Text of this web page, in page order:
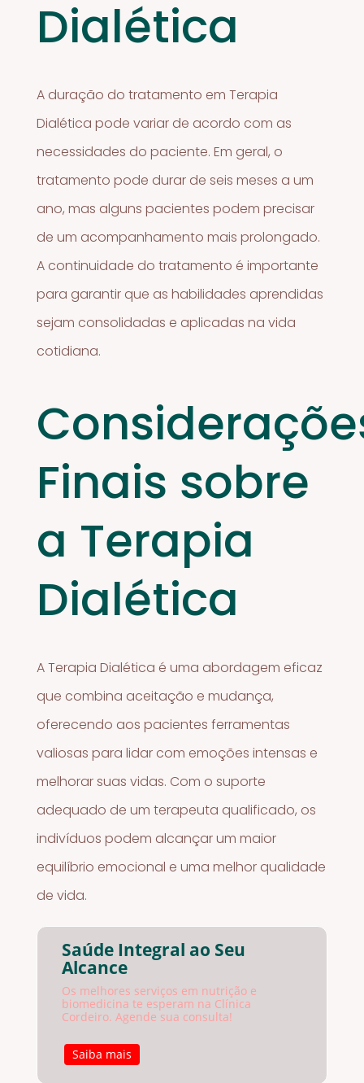
Dialética
A duração do tratamento em Terapia
Dialética pode variar de acordo com as
necessidades do paciente. Em geral, o
tratamento pode durar de seis meses a um
ano, mas alguns pacientes podem precisar
de um acompanhamento mais prolongado.
A continuidade do tratamento é importante
para garantir que as habilidades aprendidas
sejam consolidadas e aplicadas na vida
cotidiana.
Finais sobre
a Terapia
Dialética
A Terapia Dialética é uma abordagem eficaz
que combina aceitação e mudança,
oferecendo aos pacientes ferramentas
valiosas para lidar com emoções intensas e
melhorar suas vidas. Com o suporte
adequado de um terapeuta qualificado, os
indivíduos podem alcançar um maior
equilíbrio emocional e uma melhor qualidade
de vida.
Saúde Integral ao Seu
Alcance
Os melhores serviços em nutrição e
biomedicina te esperam na Clínica
Cordeiro. Agende sua consulta!
Saiba mais